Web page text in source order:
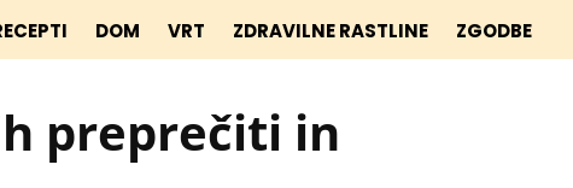
DOM VRT ZDRAVILNE RASTLINE ZGODBE
preprečiti in